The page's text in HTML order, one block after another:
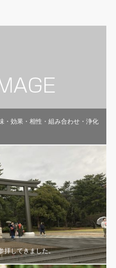
・効果・相性・組み合わせ・浄化
拝してきました。